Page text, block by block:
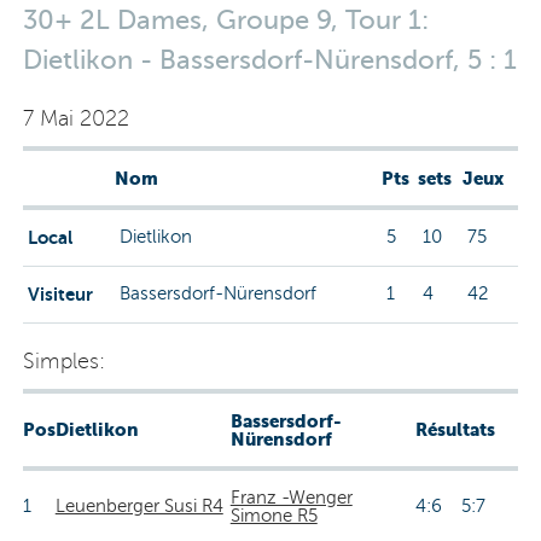
30+ 2L Dames, Groupe 9, Tour 1:
Dietlikon - Bassersdorf-Nürensdorf, 5 : 1
7 Mai 2022
Nom Pts sets Jeux
Local Dietlikon 5 10 75
Visiteur Bassersdorf-Nürensdorf 1 4 42
Simples:
PosDietlikon
Bassersdorf-
Nürensdorf
Résultats
1 Leuenberger Susi R4 Franz -Wenger
Simone R5
4:6 5:7